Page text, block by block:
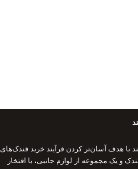
با هدف آسان‌تر کردن فرآیند خرید فندک‌های
و یک مجموعه از لوازم جانبی، با افتخار